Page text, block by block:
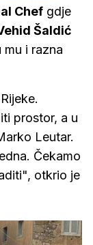
Chef gdje
Šaldić
i razna
prostor, a u
Leutar.
Čekamo
otkrio je